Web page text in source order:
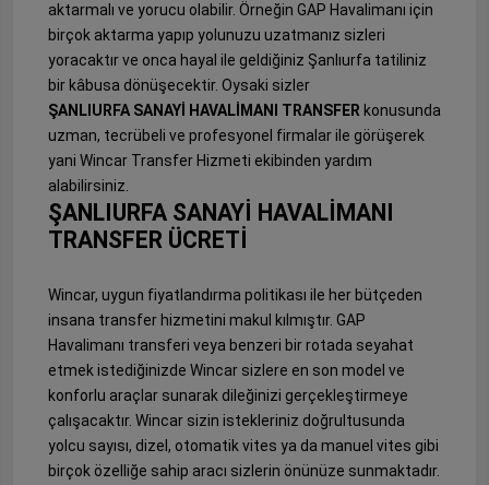
aktarmalı ve yorucu olabilir. Örneğin GAP Havalimanı için
birçok aktarma yapıp yolunuzu uzatmanız sizleri
yoracaktır ve onca hayal ile geldiğiniz Şanlıurfa tatiliniz
bir kâbusa dönüşecektir. Oysaki sizler
ŞANLIURFA SANAYİ HAVALİMANI TRANSFER konusunda
uzman, tecrübeli ve profesyonel firmalar ile görüşerek
yani Wincar Transfer Hizmeti ekibinden yardım
alabilirsiniz.
ŞANLIURFA SANAYİ HAVALİMANI
TRANSFER ÜCRETİ
Wincar, uygun fiyatlandırma politikası ile her bütçeden
insana transfer hizmetini makul kılmıştır. GAP
Havalimanı transferi veya benzeri bir rotada seyahat
etmek istediğinizde Wincar sizlere en son model ve
konforlu araçlar sunarak dileğinizi gerçekleştirmeye
çalışacaktır. Wincar sizin istekleriniz doğrultusunda
yolcu sayısı, dizel, otomatik vites ya da manuel vites gibi
birçok özelliğe sahip aracı sizlerin önünüze sunmaktadır.